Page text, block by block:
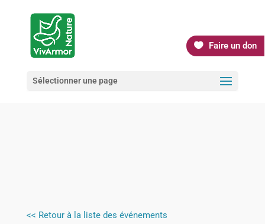
Faire un don
Sélectionner une page
<< Retour à la liste des événements